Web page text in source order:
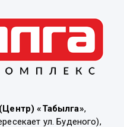
«Табылга»,
ул. Буденого),